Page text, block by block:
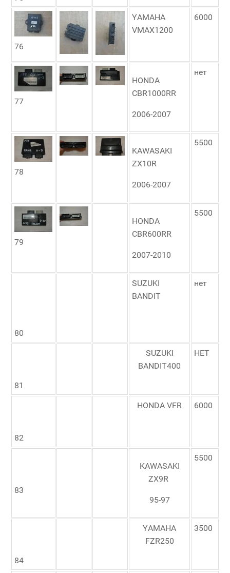
76
YAMAHA
VMAX1200
6000
77
HONDA
CBR1000RR
2006-2007
нет
78
KAWASAKI
ZX10R
2006-2007
5500
79
HONDA
CBR600RR
2007-2010
5500
80
SUZUKI
BANDIT
нет
81
SUZUKI
BANDIT400
НЕТ
82
HONDA VFR 6000
83
KAWASAKI
ZX9R
95-97
5500
84
YAMAHA
FZR250
3500